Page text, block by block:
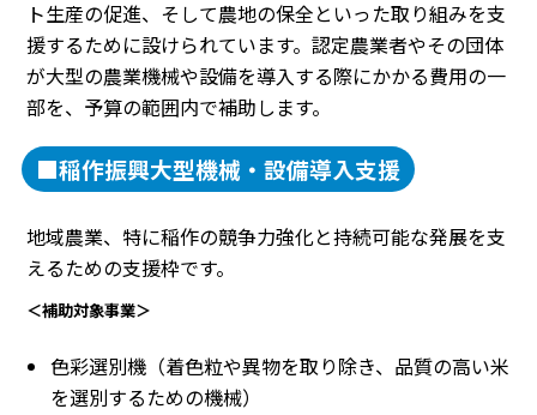
ト生産の促進、そして農地の保全といった取り組みを支
援するために設けられています。認定農業者やその団体
が大型の農業機械や設備を導入する際にかかる費用の一
部を、予算の範囲内で補助します。
■稲作振興大型機械・設備導入支援
地域農業、特に稲作の競争力強化と持続可能な発展を支
えるための支援枠です。
＜補助対象事業＞
色彩選別機（着色粒や異物を取り除き、品質の高い米
を選別するための機械）